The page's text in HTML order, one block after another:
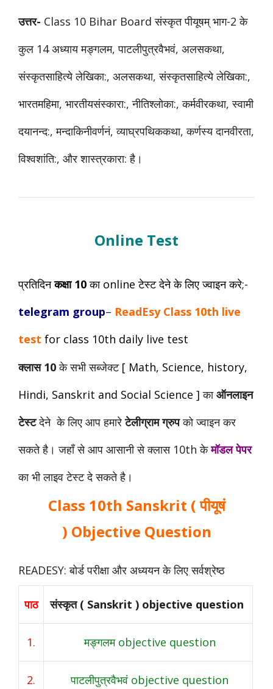
उत्तर- Class 10 Bihar Board संस्कृत पीयूषम् भाग-2 के
कुल 14 अध्याय मङ्गलम, पाटलीपुत्रवैभवं, अलसकथा,
संस्कृतसाहित्ये लेखिका:, अलसकथा, संस्कृतसाहित्ये लेखिका:,
भारतमहिमा, भारतीयसंस्कारा:, नीतिश्लोका:, कर्मवीरकथा, स्वामी
दयानन्द:, मन्दाकिनीवर्णनं, व्याघ्रपथिककथा, कर्णस्य दानवीरता,
विश्वशांति:, और शास्त्रकारा: है।
Online Test
प्रतिदिनकक्षा 10का online टेस्ट देने के लिए ज्वाइन करे;-
telegram group– ReadEsy Class 10th live
test for class 10th daily live test
क्लास 10के सभी सब्जेक्ट [ Math, Science, history,
Hindi, Sanskrit and Social Science ] काऑनलाइन
टेस्टदेने के लिए आप हमारेटेलीग्राम ग्रुपको ज्वाइन कर
सकते है। जहाँ से आप आसानी से क्लास 10th केमॉडल पेपर
का भी लाइव टेस्ट दे सकते है।
Class 10th Sanskrit ( पीयूषं
) Objective Question
READESY: बोर्ड परीक्षा और अध्ययन के लिए सर्वश्रेष्ठ
पाठ संस्कृत ( Sanskrit ) objective question
1. मङ्गलम objective question
2. पाटलीपुत्रवैभवं objective question